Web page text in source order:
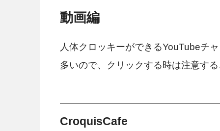
動画編
人体クロッキーができるYouTubeチ
多いので、クリックする時は注意す
CroquisCafe